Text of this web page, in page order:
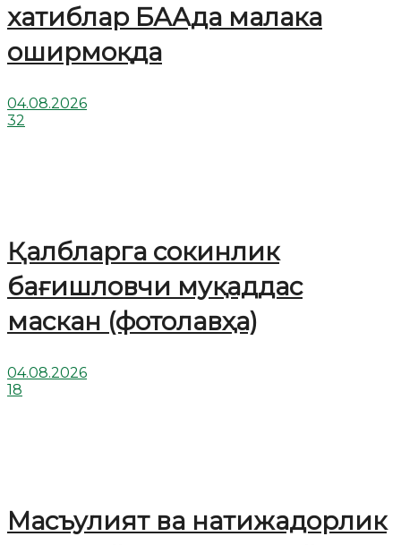
хатиблар БААда малака
оширмоқда
04.08.2026
32
Қалбларга сокинлик
бағишловчи муқаддас
маскан (фотолавҳа)
04.08.2026
18
Масъулият ва натижадорлик